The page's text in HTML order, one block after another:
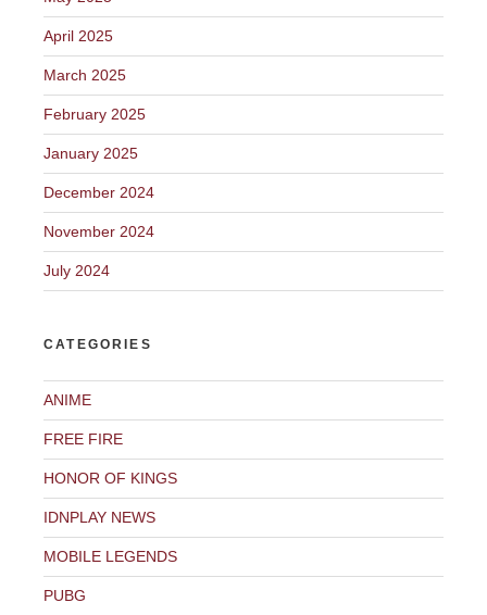
April 2025
March 2025
February 2025
January 2025
December 2024
November 2024
July 2024
CATEGORIES
ANIME
FREE FIRE
HONOR OF KINGS
IDNPLAY NEWS
MOBILE LEGENDS
PUBG